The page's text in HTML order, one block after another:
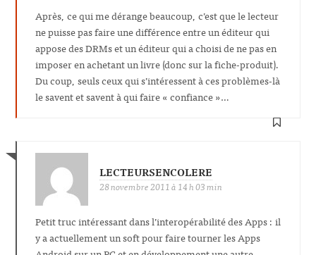
Après, ce qui me dérange beaucoup, c’est que le lecteur
ne puisse pas faire une différence entre un éditeur qui
appose des DRMs et un éditeur qui a choisi de ne pas en
imposer en achetant un livre (donc sur la fiche-produit).
Du coup, seuls ceux qui s’intéressent à ces problèmes-là
le savent et savent à qui faire « confiance »…
LECTEURSENCOLERE
28 novembre 2011 à 14 h 03 min
Petit truc intéressant dans l’interopérabilité des Apps : il
y a actuellement un soft pour faire tourner les Apps